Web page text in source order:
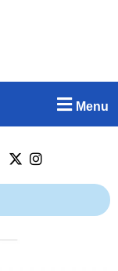
Menu